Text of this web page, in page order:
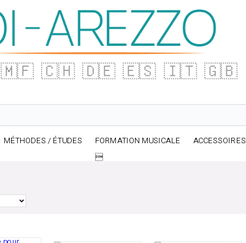
🇲🇫 🇨🇭 🇩🇪 🇪🇸 🇮🇹 🇬🇧
MÉTHODES / ÉTUDES FORMATION MUSICALE ACCESSOIRES
